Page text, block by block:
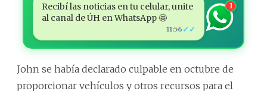
Recibí las noticias en tu celular, unite
al canal de ÚH en WhatsApp 🤩
11:56 ✓✓
1
John se había declarado culpable en octubre de
proporcionar vehículos y otros recursos para el